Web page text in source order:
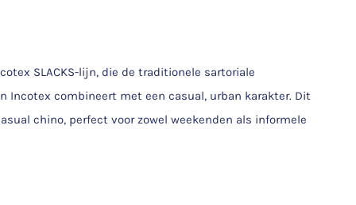
SLACKS-lijn, die de traditionele sartoriale
Incotex combineert met een casual, urban karakter. Dit
chino, perfect voor zowel weekenden als informele